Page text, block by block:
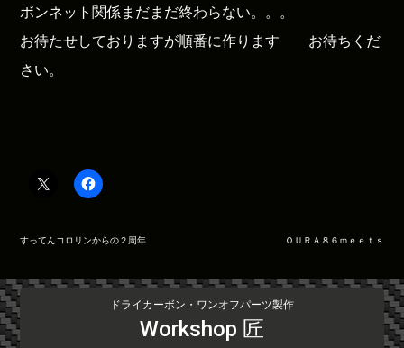
ボンネット関係まだまだ終わらない。。。
お待たせしておりますが順番に作ります お待ちくだ
さい。
投
ナ
ビ
ゲ
ー
すってんコロリンからの２周年 ＯＵＲＡ８６ｍｅｅｔｓ
ドライカーボン・ワンオフパーツ製作
Workshop 匠